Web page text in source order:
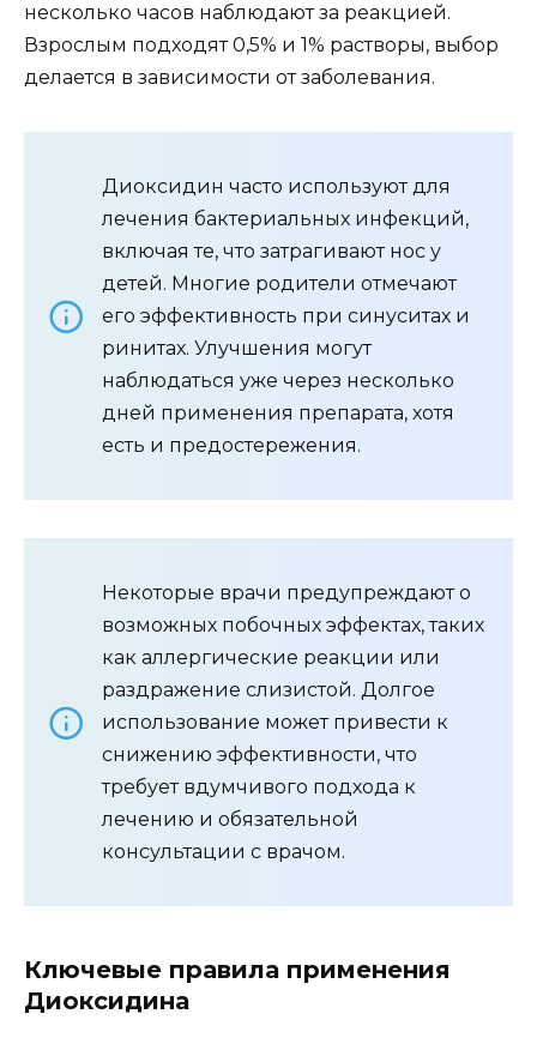
несколько часов наблюдают за реакцией.
Взрослым подходят 0,5% и 1% растворы, выбор
делается в зависимости от заболевания.
Диоксидин часто используют для
лечения бактериальных инфекций,
включая те, что затрагивают нос у
детей. Многие родители отмечают
его эффективность при синуситах и
ринитах. Улучшения могут
наблюдаться уже через несколько
дней применения препарата, хотя
есть и предостережения.
Некоторые врачи предупреждают о
возможных побочных эффектах, таких
как аллергические реакции или
раздражение слизистой. Долгое
использование может привести к
снижению эффективности, что
требует вдумчивого подхода к
лечению и обязательной
консультации с врачом.
Ключевые правила применения
Диоксидина